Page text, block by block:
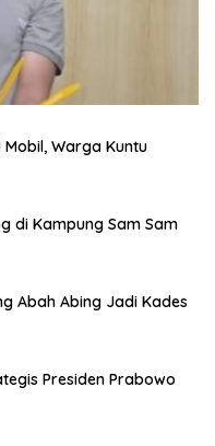
Warga Kuntu
di Kampung Sam Sam
Abah Abing Jadi Kades
Presiden Prabowo